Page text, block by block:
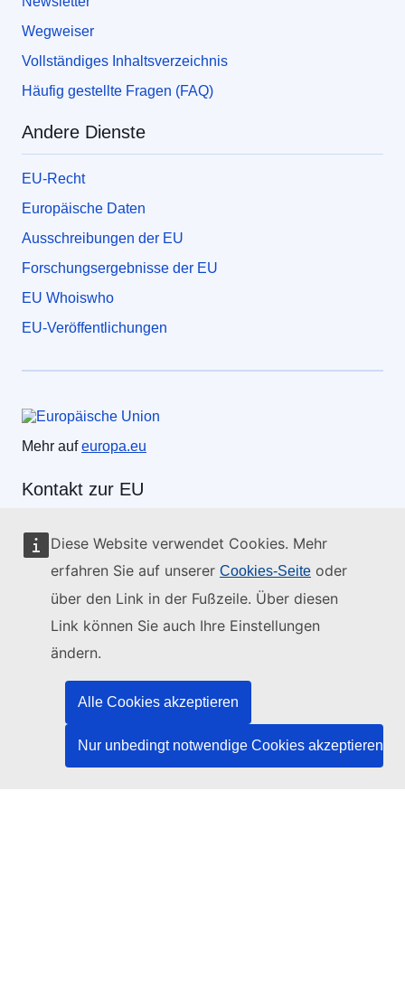
Diese Website verwendet Cookies. Mehr
erfahren Sie auf unserer Cookies-Seite oder
über den Link in der Fußzeile. Über diesen
Link können Sie auch Ihre Einstellungen
ändern.
Alle Cookies akzeptieren
Nur unbedingt notwendige Cookies akzeptieren
Wegweiser
Vollständiges Inhaltsverzeichnis
Häufig gestellte Fragen (FAQ)
Andere Dienste
EU-Recht
Europäische Daten
Ausschreibungen der EU
Forschungsergebnisse der EU
EU Whoiswho
EU-Veröffentlichungen
Mehr aufeuropa.eu
Kontakt zur EU
Rufen Sie uns an: 00 800 6 7 8 9 10 11
Weitere Nummern
Schreiben Sie uns über unser Kontaktformular
Kommen Sie in einem der EU-Zentren vorbei
Soziale Medien
Social-Media-Kanäle der EU
Organe und Einrichtungen der EU